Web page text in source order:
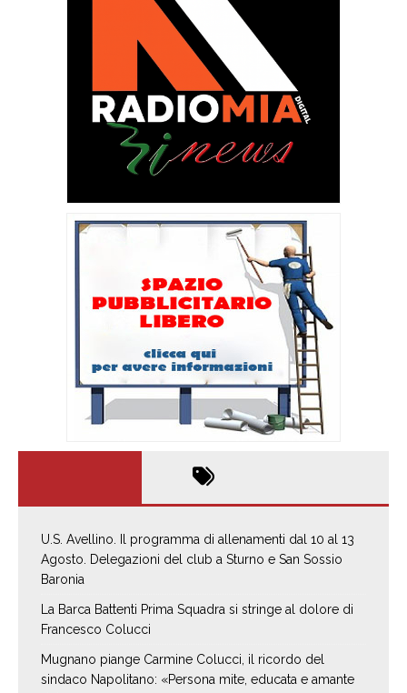
U.S. Avellino. Il programma di allenamenti dal 10 al 13
Agosto. Delegazioni del club a Sturno e San Sossio
Baronia
La Barca Battenti Prima Squadra si stringe al dolore di
Francesco Colucci
Mugnano piange Carmine Colucci, il ricordo del
sindaco Napolitano: «Persona mite, educata e amante